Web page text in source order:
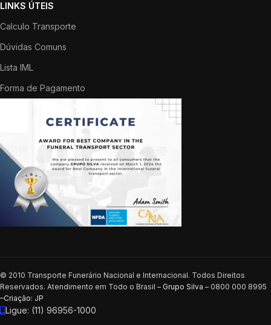
LINKS ÚTEIS
Calculo Transporte
Dúvidas Comuns
Lista IML
Forma de Pagamento
© 2010 Transporte Funerário Nacional e Internacional. Todos Direitos
Reservados. Atendimento em Todo o Brasil – Grupo Silva – 0800 000 8995
–Criação: JP
Ligue: (11) 96956-1000